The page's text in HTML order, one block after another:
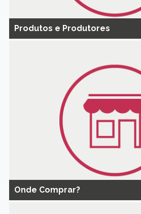
Produtos e Produtores
Onde Comprar?